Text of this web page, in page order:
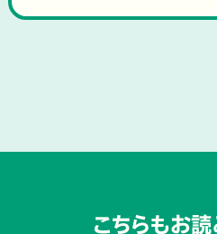
こちらもお